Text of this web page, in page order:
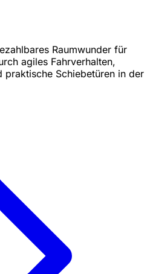
Raumwunder für
agiles Fahrverhalten,
Schiebetüren in der